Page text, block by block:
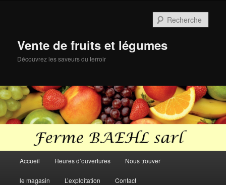
Vente de fruits et légumes
Découvrez les saveurs du terroir
principal
Accueil Heures d’ouvertures Nous trouver
le magasin L’exploitation Contact